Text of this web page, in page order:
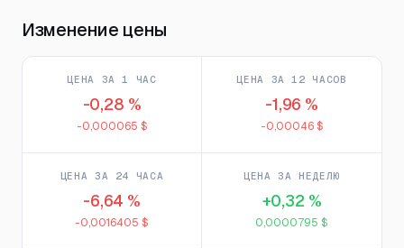
Изменение цены
ЦЕНА ЗА 1 ЧАС
-0,28 %
-0,000065 $
ЦЕНА ЗА 12 ЧАСОВ
-1,96 %
-0,00046 $
ЦЕНА ЗА 24 ЧАСА
-6,64 %
-0,0016405 $
ЦЕНА ЗА НЕДЕЛЮ
+0,32 %
0,0000795 $